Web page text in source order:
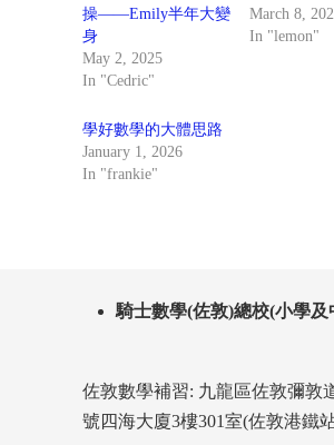
操——Emily半年大變
身
May 2, 2025
In "Cedric"
March 8,
In "lemon"
學好數學的大體思路
January 1, 2026
In "frankie"
騎士數學(佐敦)總校(小學及
佐敦數學補習: 九龍區佐敦彌敦
號四海大廈3樓301室(佐敦港鐵